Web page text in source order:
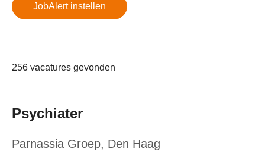
JobAlert instellen
256 vacatures gevonden
Psychiater
Parnassia Groep, Den Haag